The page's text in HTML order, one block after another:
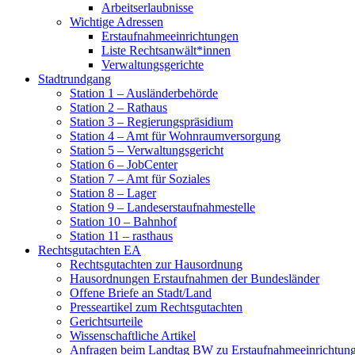
Arbeitserlaubnisse
Wichtige Adressen
Erstaufnahmeeinrichtungen
Liste Rechtsanwält*innen
Verwaltungsgerichte
Stadtrundgang
Station 1 – Ausländerbehörde
Station 2 – Rathaus
Station 3 – Regierungspräsidium
Station 4 – Amt für Wohnraumversorgung
Station 5 – Verwaltungsgericht
Station 6 – JobCenter
Station 7 – Amt für Soziales
Station 8 – Lager
Station 9 – Landeserstaufnahmestelle
Station 10 – Bahnhof
Station 11 – rasthaus
Rechtsgutachten EA
Rechtsgutachten zur Hausordnung
Hausordnungen Erstaufnahmen der Bundesländer
Offene Briefe an Stadt/Land
Presseartikel zum Rechtsgutachten
Gerichtsurteile
Wissenschaftliche Artikel
Anfragen beim Landtag BW zu